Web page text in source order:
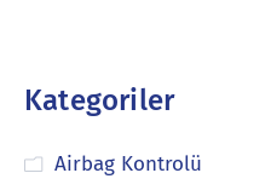
Kategoriler
Airbag Kontrolü